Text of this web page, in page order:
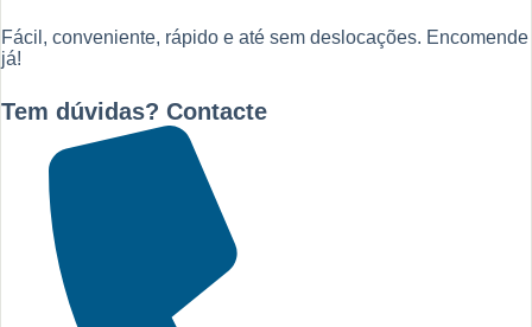
Fácil, conveniente, rápido e até sem deslocações. Encomende
já!
Tem dúvidas? Contacte